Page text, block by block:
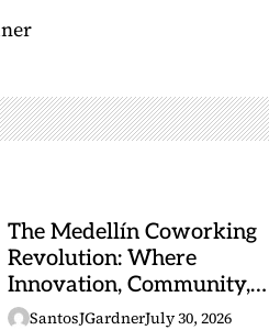
The Medellín Coworking
Revolution: Where
Innovation, Community,
and Tropical Energy
SantosJGardnerJuly 30, 2026